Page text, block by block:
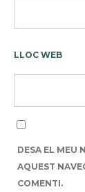
LLOC WEB
DESA EL MEU
AQUEST
COMENTI.